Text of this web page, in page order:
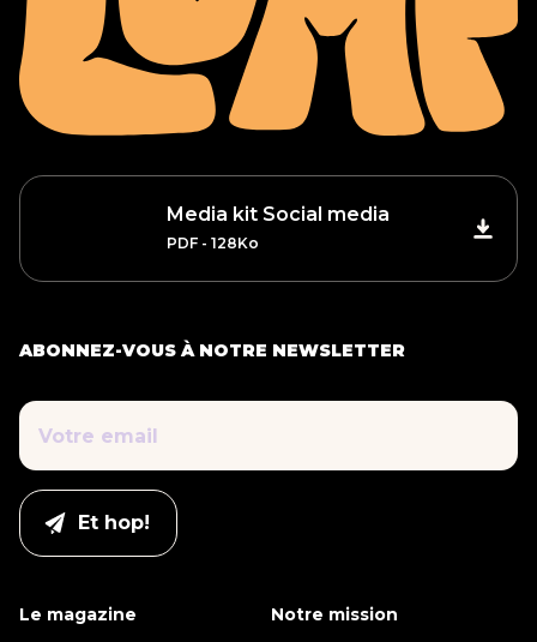
Media kit Social media
PDF - 128Ko
ABONNEZ-VOUS À NOTRE NEWSLETTER
Le magazine Notre mission